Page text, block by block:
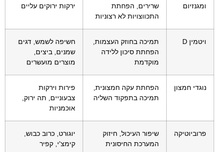
ומגנזיום
שרירים, הפחתת
התכווצויות לא רצוניות
ירקות ירוקים עליים
ויטמין D
תמיכה בחוזק העצמות,
הפחתת סיכון ללידה
מוקדמת
חשיפה לשמש, דגים
שמנים, ביצים,
מוצרים מועשרים
נוגדי חמצון
הפחתת עקה חמצונית,
תמיכה בתפקוד השליה
פירות וירקות
צבעוניים, תה ירוק,
אוכמניות
פרוביוטיקה
שיפור העיכול, חיזוק
המערכת החיסונית
יוגורט, כרוב כבוש,
קימצ'י, קפיר